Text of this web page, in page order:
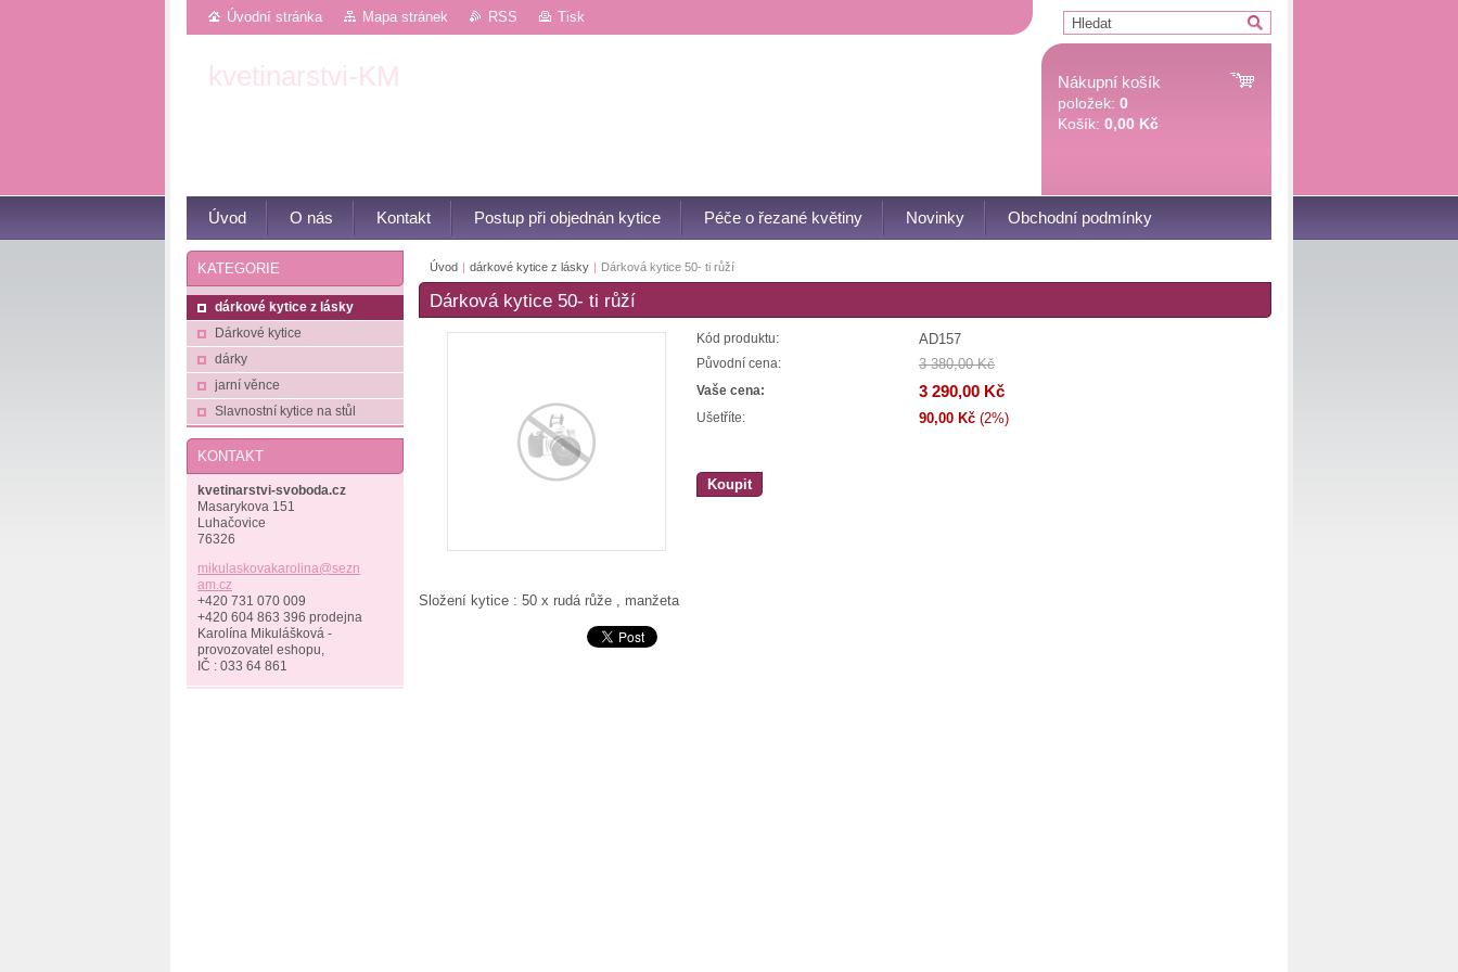
Úvodní stránka Mapa stránek RSS Tisk
kvetinarstvi-KM Nákupní košík
položek: 0
Košík: 0,00 Kč
Úvod O nás Kontakt Postup při objednán kytice Péče o řezané květiny Novinky Obchodní podmínky
Úvod | dárkové kytice z lásky | Dárková kytice 50- ti růží
Dárková kytice 50- ti růží
Kód produktu: AD157
Původní cena: 3 380,00 Kč
Vaše cena: 3 290,00 Kč
Ušetříte: 90,00 Kč (2%)
Koupit
Složení kytice : 50 x rudá růže , manžeta
KATEGORIE
dárkové kytice z lásky
Dárkové kytice
dárky
jarní věnce
Slavnostní kytice na stůl
KONTAKT
kvetinarstvi-svoboda.cz
Masarykova 151
Luhačovice
76326
mikulaskovakarol ina@sezn
am.cz
+420 731 070 009
+420 604 863 396 prodejna
Karolína Mikulášková -
provozovatel eshopu,
IČ : 033 64 861